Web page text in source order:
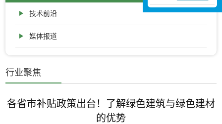
技术前沿
媒体报道
行业聚焦
各省市补贴政策出台！了解绿色建筑与绿色建材
的优势